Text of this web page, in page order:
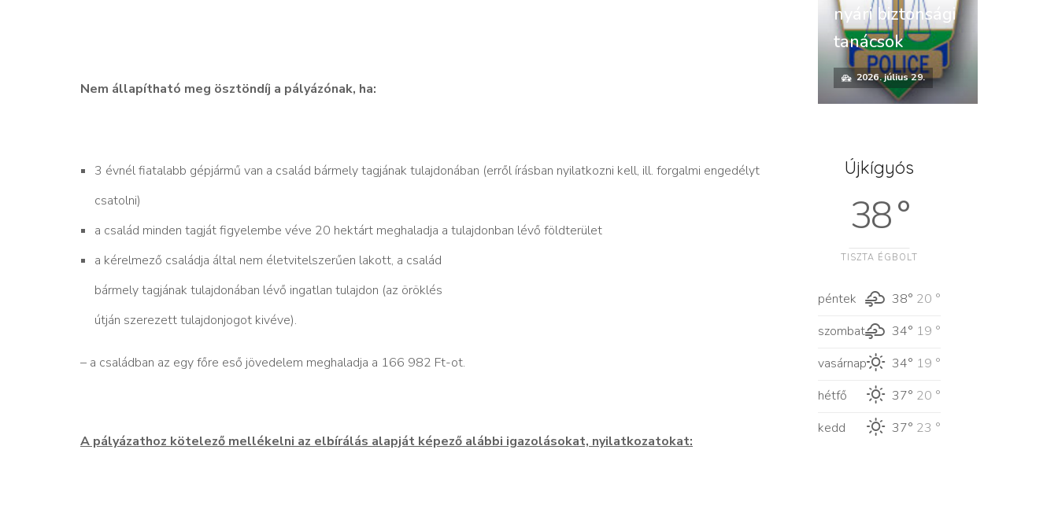
Nem állapítható meg ösztöndíj a pályázónak, ha:
3 évnél fiatalabb gépjármű van a család bármely tagjának tulajdonában (erről írásban nyilatkozni kell, ill. forgalmi engedélyt
csatolni)
a család minden tagját figyelembe véve 20 hektárt meghaladja a tulajdonban lévő földterület
a kérelmező családja által nem életvitelszerűen lakott, a család
bármely tagjának tulajdonában lévő ingatlan tulajdon (az öröklés
útján szerezett tulajdonjogot kivéve).
– a családban az egy főre eső jövedelem meghaladja a 166 982 Ft-ot.
A pályázathoz kötelező mellékelni az elbírálás alapját képező alábbi igazolásokat, nyilatkozatokat:
nyári biztonsági
tanácsok
2026. július 29.
Újkígyós
38 °
TISZTA ÉGBOLT
péntek 38° 20 °
szombat
34° 19 °
vasárnap
34° 19 °
hétfő
37° 20 °
kedd
37° 23 °